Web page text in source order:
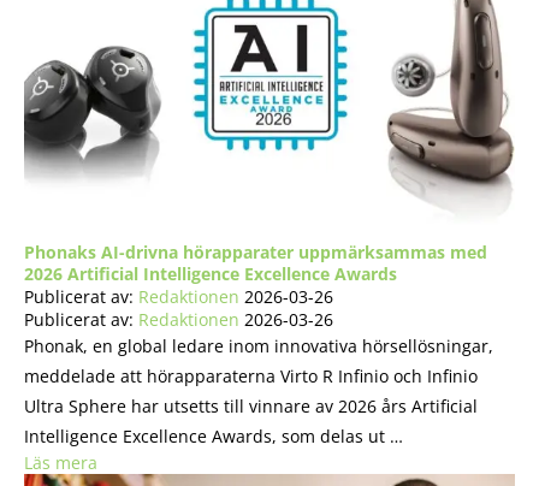
Phonaks AI-drivna hörapparater uppmärksammas med
2026 Artificial Intelligence Excellence Awards
Publicerat av: Redaktionen 2026-03-26
Publicerat av: Redaktionen 2026-03-26
Phonak, en global ledare inom innovativa hörsellösningar,
meddelade att hörapparaterna Virto R Infinio och Infinio
Ultra Sphere har utsetts till vinnare av 2026 års Artificial
Intelligence Excellence Awards, som delas ut …
Läs mera